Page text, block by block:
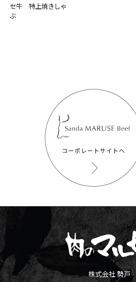
セ牛 特上焼きしゃ
ぶ
コーポレートサイトへ
株式会社 勢戸